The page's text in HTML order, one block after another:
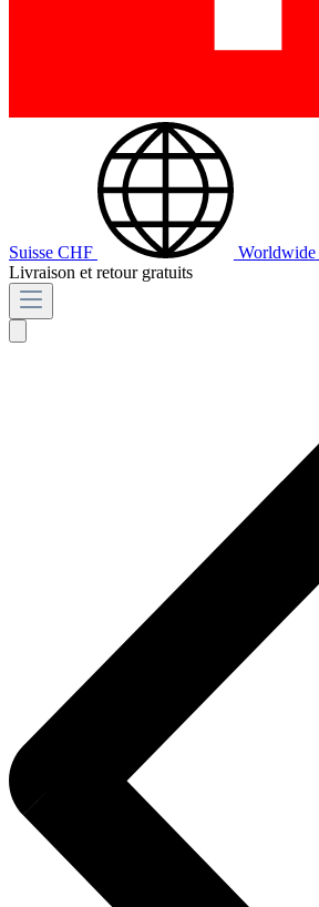
Suisse CHF Worldwide
Livraison et retour gratuits